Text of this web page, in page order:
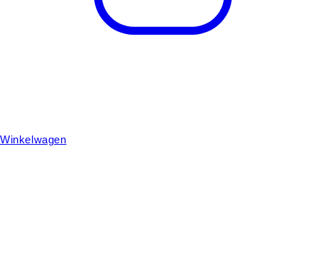
Winkelwagen